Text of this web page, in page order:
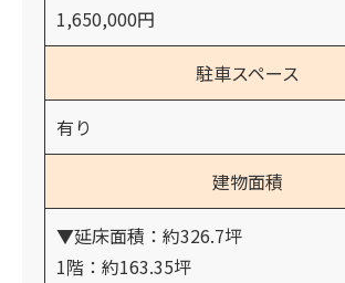
1,650,000円
駐車スペース
有り
建物面積
▼延床面積：約326.7坪
1階：約163.35坪